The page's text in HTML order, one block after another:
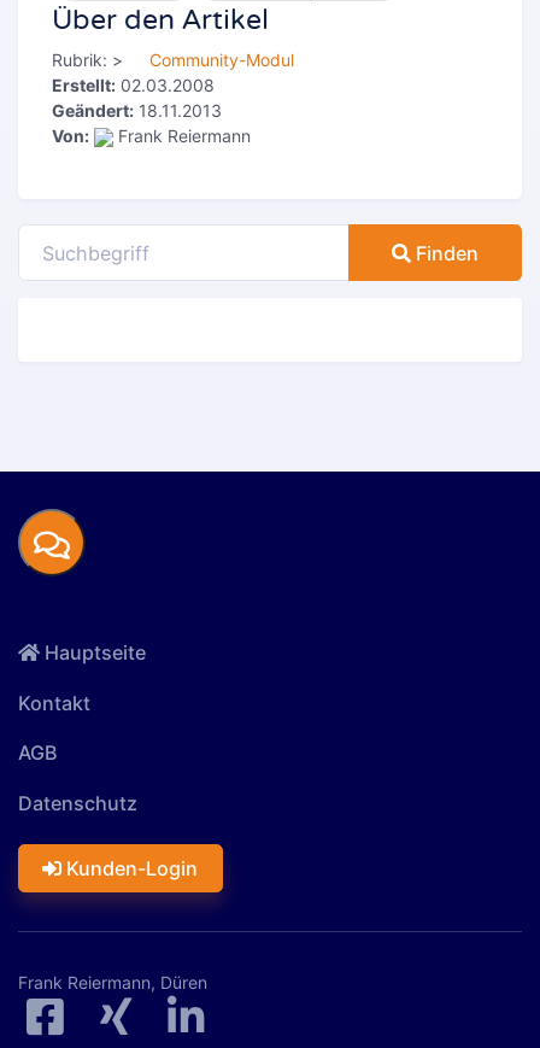
Über den Artikel
Rubrik: >
Community-Modul
Erstellt: 02.03.2008
Geändert: 18.11.2013
Von:
Frank Reiermann
Finden
Hauptseite
Kontakt
AGB
Datenschutz
Kunden-Login
Frank Reiermann, Düren